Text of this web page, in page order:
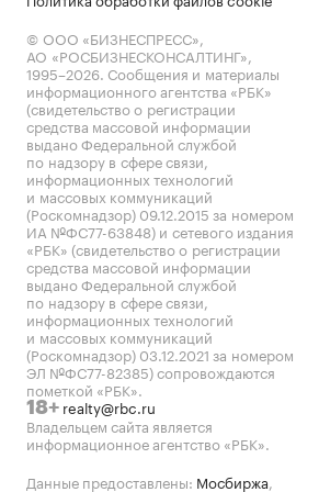
© ООО «БИЗНЕСПРЕСС»,
АО «РОСБИЗНЕСКОНСАЛТИНГ»,
1995–2026. Сообщения и материалы
информационного агентства «РБК»
(свидетельство о регистрации
средства массовой информации
выдано Федеральной службой
по надзору в сфере связи,
информационных технологий
и массовых коммуникаций
(Роскомнадзор) 09.12.2015 за номером
ИА №ФС77-63848) и сетевого издания
«РБК» (свидетельство о регистрации
средства массовой информации
выдано Федеральной службой
по надзору в сфере связи,
информационных технологий
и массовых коммуникаций
(Роскомнадзор) 03.12.2021 за номером
ЭЛ №ФС77-82385) сопровождаются
пометкой «РБК».
18+ realty@rbc.ru
Владельцем сайта является
информационное агентство «РБК».
Данные предоставлены: Мосбиржа,